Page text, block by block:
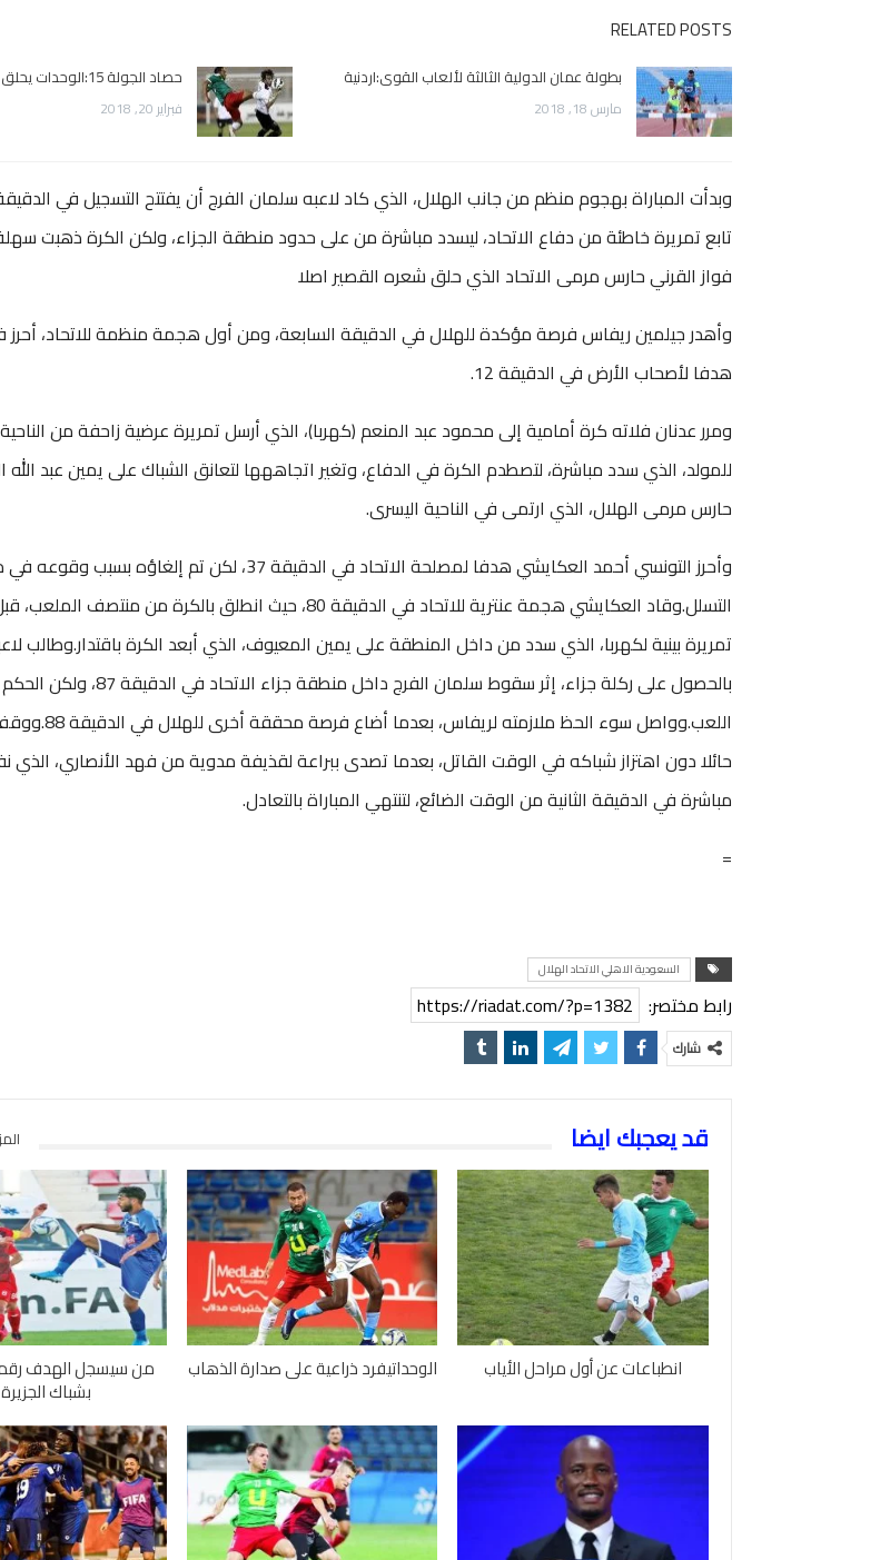
RELATED POSTS
بطولة عمان الدولية الثالثة لألعاب القوى:اردنية
مارس 18, 2018
حصاد الجولة 15:الوحدات يحلق وحيدا على القمة
فبراير 20, 2018
وبدأت المباراة بهجوم منظم من جانب الهلال، الذي كاد لاعبه سلمان الفرج أن يفتتح التسجيل في الدقيقة
تابع تمريرة خاطئة من دفاع الاتحاد، ليسدد مباشرة من على حدود منطقة الجزاء، ولكن الكرة ذهبت
فواز القرني حارس مرمى الاتحاد الذي حلق شعره القصير اصلا
وأهدر جيلمين ريفاس فرصة مؤكدة للهلال في الدقيقة السابعة، ومن أول هجمة منظمة للاتحاد، أحرز
هدفا لأصحاب الأرض في الدقيقة 12.
ومرر عدنان فلاته كرة أمامية إلى محمود عبد المنعم (كهربا)، الذي أرسل تمريرة عرضية زاحفة من
للمولد، الذي سدد مباشرة، لتصطدم الكرة في الدفاع، وتغير اتجاههها لتعانق الشباك على يمين عبد الله
حارس مرمى الهلال، الذي ارتمى في الناحية اليسرى.
وأحرز التونسي أحمد العكايشي هدفا لمصلحة الاتحاد في الدقيقة 37، لكن تم إلغاؤه
التسلل.وقاد العكايشي هجمة عنترية للاتحاد في الدقيقة 80، حيث انطلق بالكرة من
تمريرة بينية لكهربا، الذي سدد من داخل المنطقة على يمين المعيوف، الذي أبعد الكرة باقتدار.وطالب
بالحصول على ركلة جزاء، إثر سقوط سلمان الفرج داخل
اللعب.وواصل سوء الحظ ملازمته
حائلا دون اهتزاز شباكه في الوقت القاتل، بعدما تصدى ببراعة لقذيفة مدوية من فهد الأنصاري، الذي
مباشرة في الدقيقة الثانية من الوقت الضائع، لتنتهي المباراة بالتعادل.
=
السعودية الاهلي الاتحاد الهلال
رابط مختصر: https://riadat.com/?p=1382
شارك
قد يعجبك ايضا
انطباعات عن أول مراحل الأياب الوحداتيفرد ذراعية على صدارة الذهاب
بشباك